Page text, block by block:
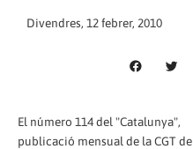
Divendres, 12 febrer, 2010
El número 114 del "Catalunya",
publicació mensual de la CGT de